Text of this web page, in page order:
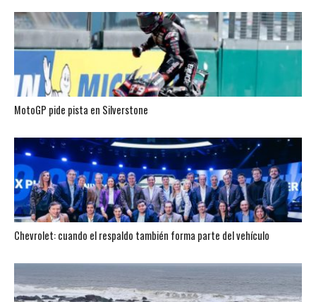
MotoGP pide pista en Silverstone
Chevrolet: cuando el respaldo también forma parte del vehículo